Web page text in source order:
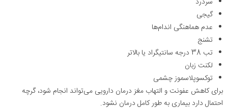
گیجی
عدم هماهنگی اندام‌ها
تشنج
تب 38 درجه سانتیگراد یا بالاتر
لکنت زبان
توکسوپلاسموز چشمی
برای کاهش عفونت و التهاب مغز درمان دارویی می‌تواند انجام شود، گرچه
احتمال دارد بیماری به طور کامل درمان نشود.